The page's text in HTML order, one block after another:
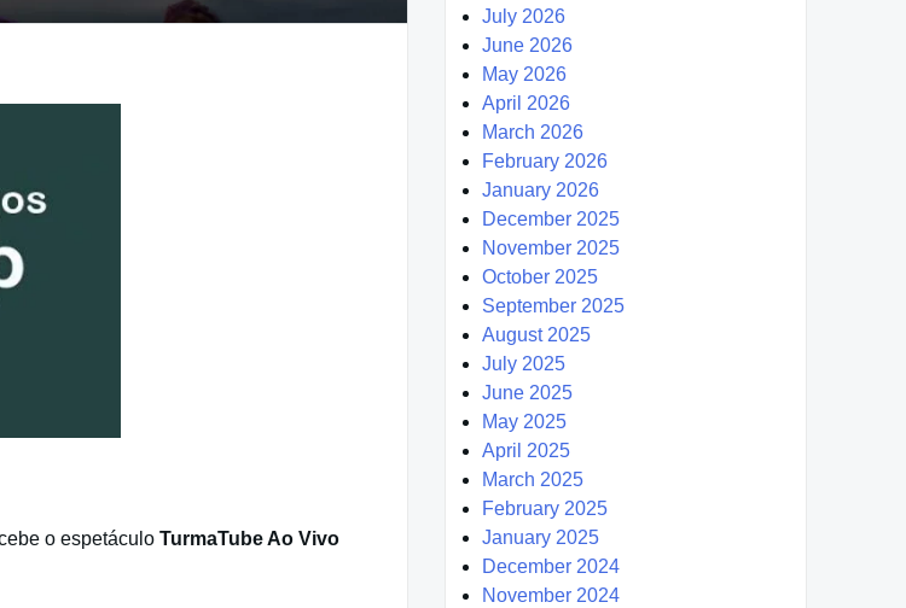
o espetáculo TurmaTube Ao Vivo
July 2026
June 2026
May 2026
April 2026
March 2026
February 2026
January 2026
December 2025
November 2025
October 2025
September 2025
August 2025
July 2025
June 2025
May 2025
April 2025
March 2025
February 2025
January 2025
December 2024
November 2024